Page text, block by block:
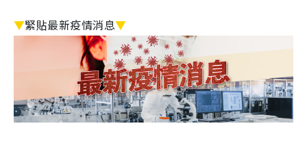
▼緊貼最新疫情消息▼